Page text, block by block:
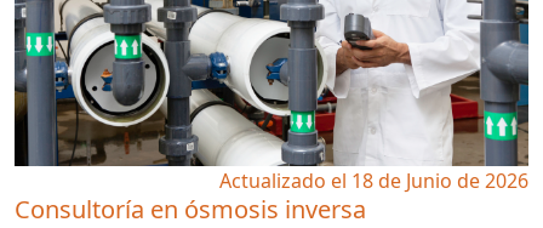
Actualizado el 18 de Junio de 2026
Consultoría en ósmosis inversa